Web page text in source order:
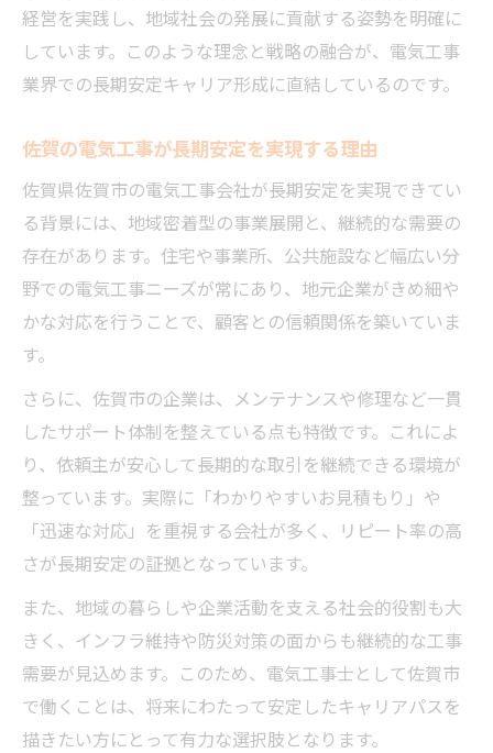
経営を実践し、地域社会の発展に貢献する姿勢を明確に
しています。このような理念と戦略の融合が、電気工事
業界での長期安定キャリア形成に直結しているのです。
佐賀の電気工事が長期安定を実現する理由
佐賀県佐賀市の電気工事会社が長期安定を実現できてい
る背景には、地域密着型の事業展開と、継続的な需要の
存在があります。住宅や事業所、公共施設など幅広い分
野での電気工事ニーズが常にあり、地元企業がきめ細や
かな対応を行うことで、顧客との信頼関係を築いていま
す。
さらに、佐賀市の企業は、メンテナンスや修理など一貫
したサポート体制を整えている点も特徴です。これによ
り、依頼主が安心して長期的な取引を継続できる環境が
整っています。実際に「わかりやすいお見積もり」や
「迅速な対応」を重視する会社が多く、リピート率の高
さが長期安定の証拠となっています。
また、地域の暮らしや企業活動を支える社会的役割も大
きく、インフラ維持や防災対策の面からも継続的な工事
需要が見込めます。このため、電気工事士として佐賀市
で働くことは、将来にわたって安定したキャリアパスを
描きたい方にとって有力な選択肢となります。